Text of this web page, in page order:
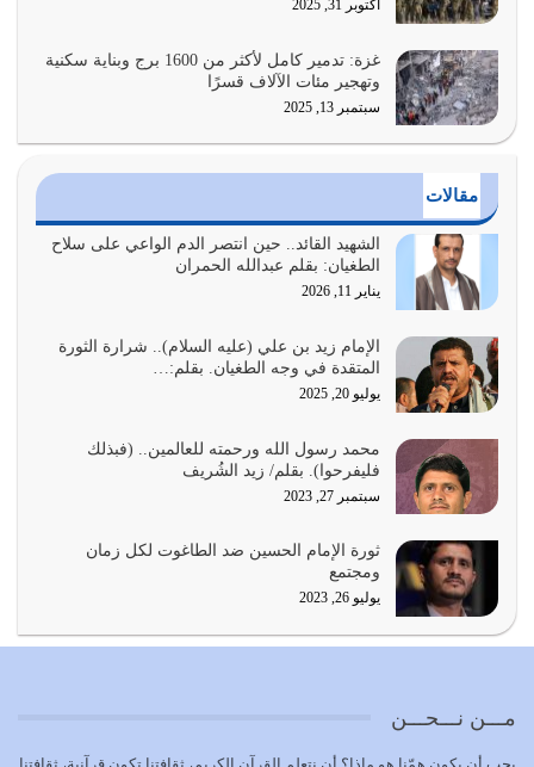
وأعرض نفسك، وأعرض ما لديك على…
يوليو 27, 2026
عندما يكون عدوك هو عدو الله معناه أن تكون نقاط الضعف
أراد الله لهذه الأمة ان تكون خير امة أخرجت للناس بالنهوض
بالأمر بالمعروف والنهي عن…
يوليو 25, 2026
واجتهاداتنا لأننا سنختلف ونتفرق
يوليو 24, 2026
أمة عاجزة عن النهوض…
يوليو 23, 2026
بحبل الله جميعاً وليس كل…
يوليو 22, 2026
المُلك كله لله تعالى يؤتيه من يشاء وينزعه ممن يشاء ويعز من
أكتوبر 31, 2025
غزة: تدمير كامل لأكثر من 1600 برج وبناية سكنية
وتهجير مئات الآلاف قسرًا
سبتمبر 13, 2025
مقالات
الشهيد القائد.. حين انتصر الدم الواعي على سلاح
الطغيان: بقلم عبدالله الحمران
يناير 11, 2026
الإمام زيد بن علي (عليه السلام).. شرارة الثورة
المتقدة في وجه الطغيان. بقلم:…
يوليو 20, 2025
محمد رسول الله ورحمته للعالمين.. (فبذلك
فليفرحوا). بقلم/ زيد الشُريف
سبتمبر 27, 2023
ثورة الإمام الحسين ضد الطاغوت لكل زمان
ومجتمع
يوليو 26, 2023
مـــن نـــحـــن